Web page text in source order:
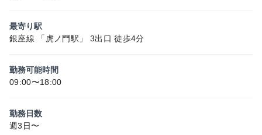
最寄り駅
銀座線 「虎ノ門駅」 3出口 徒歩4分
勤務可能時間
09:00〜18:00
勤務日数
週3日〜